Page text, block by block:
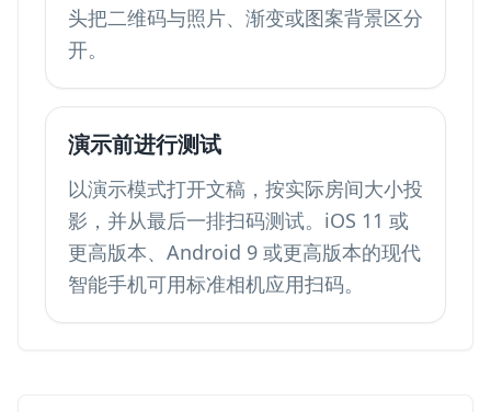
头把二维码与照片、渐变或图案背景区分
开。
演示前进行测试
以演示模式打开文稿，按实际房间大小投
影，并从最后一排扫码测试。iOS 11 或
更高版本、Android 9 或更高版本的现代
智能手机可用标准相机应用扫码。